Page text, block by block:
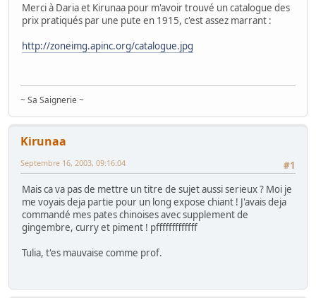
Merci à Daria et Kirunaa pour m'avoir trouvé un catalogue des
prix pratiqués par une pute en 1915, c'est assez marrant :
http://zoneimg.apinc.org/catalogue.jpg
~ Sa Saignerie ~
Kirunaa
#1
Septembre 16, 2003, 09:16:04
Mais ca va pas de mettre un titre de sujet aussi serieux ? Moi je
me voyais deja partie pour un long expose chiant ! J'avais deja
commandé mes pates chinoises avec supplement de
gingembre, curry et piment ! pfffffffffffff
Tulia, t'es mauvaise comme prof.